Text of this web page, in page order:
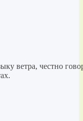
ветра, честно